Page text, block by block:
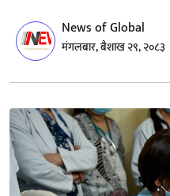
News of Global
मंगलबार, बैशाख २९, २०८३